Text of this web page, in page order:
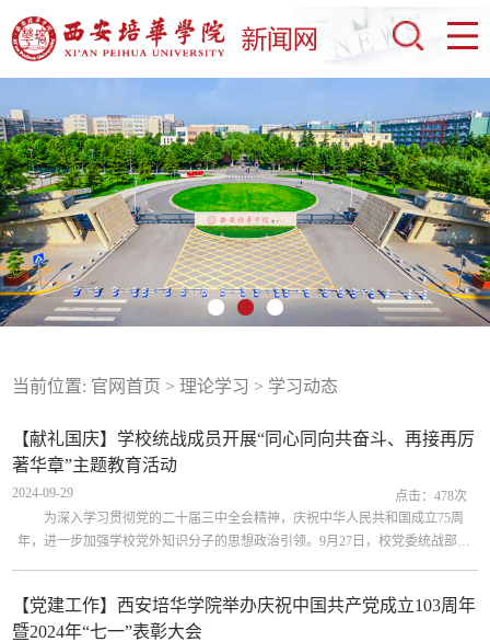
当前位置: 官网首页 > 理论学习 > 学习动态
【献礼国庆】学校统战成员开展“同心同向共奋斗、再接再厉
著华章”主题教育活动
2024-09-29 点击： 478次
为深入学习贯彻党的二十届三中全会精神，庆祝中华人民共和国成立75周
年，进一步加强学校党外知识分子的思想政治引领。9月27日，校党委统战部组
统战干部等教职工代表共计30余人参加此次活动。陕西考古博物馆是我省新的
博物馆形态，是集考古发掘、科学研究、文物保护、教育展示为一...
【党建工作】西安培华学院举办庆祝中国共产党成立103周年
暨2024年“七一”表彰大会